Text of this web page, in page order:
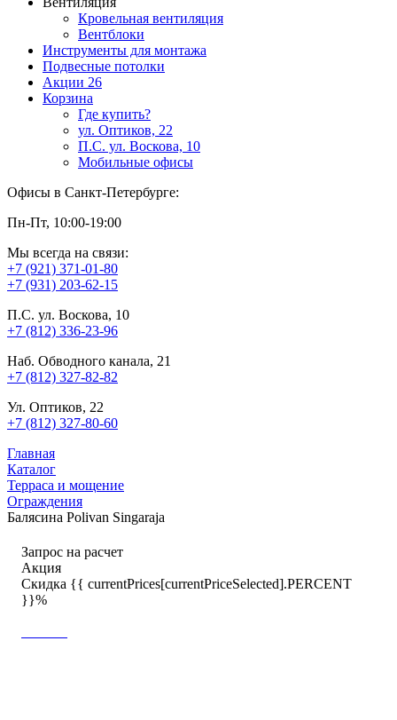
Кровельная вентиляция
Вентблоки
Инструменты для монтажа
Подвесные потолки
Акции 26
Корзина
Где купить?
ул. Оптиков, 22
П.С. ул. Воскова, 10
Мобильные офисы
Офисы в Санкт-Петербурге:
Пн-Пт, 10:00-19:00
Мы всегда на связи:
+7 (921) 371-01-80
+7 (931) 203-62-15
П.С. ул. Воскова, 10
+7 (812) 336-23-96
Наб. Обводного канала, 21
+7 (812) 327-82-82
Ул. Оптиков, 22
+7 (812) 327-80-60
Главная
Каталог
Терраса и мощение
Ограждения
Балясина Polivan Singaraja
Запрос на расчет
Акция
Скидка {{ currentPrices[currentPriceSelected].PERCENT
}}%